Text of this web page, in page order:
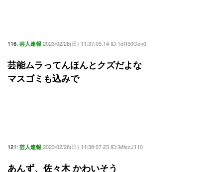
116: 芸人速報 2023/02/26(日) 11:37:05.14 ID:1dR50Con0
芸能ムラってんほんとクズだよな
マスゴミも込みで
121: 芸人速報 2023/02/26(日) 11:38:07.23 ID:/MtscJ110
あんず、佐々木 かわいそう